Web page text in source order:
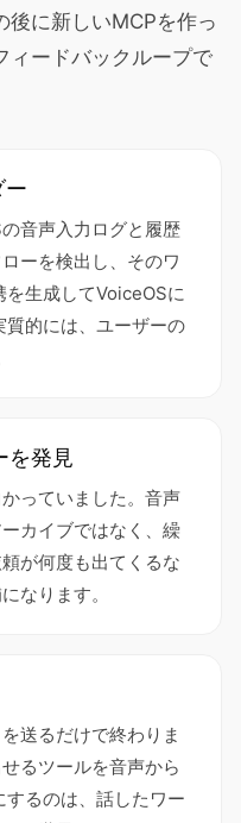
後に新しいMCPを作っ
ィードバックループで
ー
音声入力ログと履歴
ーを検出し、そのワ
生成してVoiceOSに
的には、ユーザーの
を発見
っていました。音声
カイブではなく、繰
が何度も出てくるな
なります。
送るだけで終わりま
るツールを音声から
るのは、話したワー